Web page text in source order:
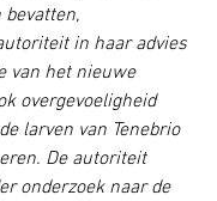
in haar advies
van het nieuwe
overgevoeligheid
larven van Tenebrio
De autoriteit
onderzoek naar de